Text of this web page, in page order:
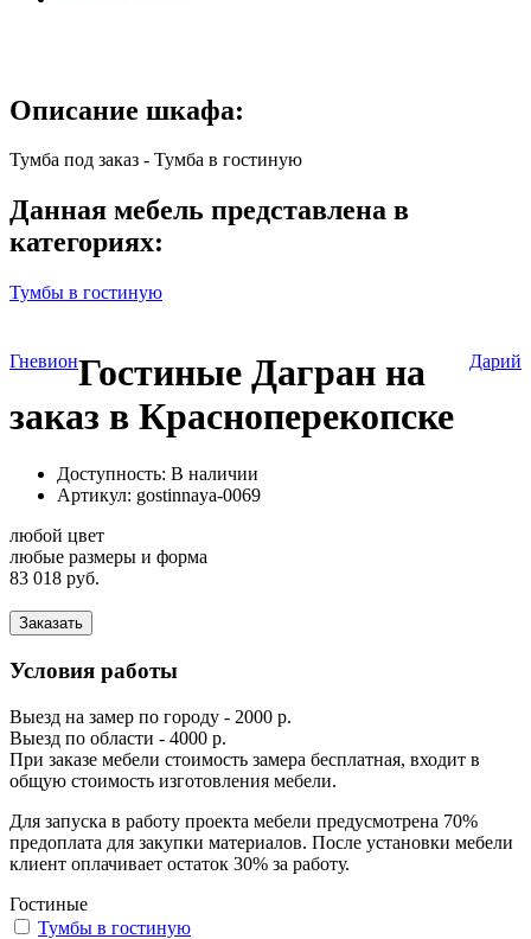
Описание шкафа:
Тумба под заказ - Тумба в гостиную
Данная мебель представлена в
категориях:
Тумбы в гостиную
Гневион Дарий
Гостиные Дагран на
заказ в Красноперекопске
Доступность: В наличии
Артикул: gostinnaya-0069
любой цвет
любые размеры и форма
83 018 руб.
Заказать
Условия работы
Выезд на замер по городу - 2000 р.
Выезд по области - 4000 р.
При заказе мебели стоимость замера бесплатная, входит в
общую стоимость изготовления мебели.
Для запуска в работу проекта мебели предусмотрена 70%
предоплата для закупки материалов. После установки мебели
клиент оплачивает остаток 30% за работу.
Гостиные
Тумбы в гостиную